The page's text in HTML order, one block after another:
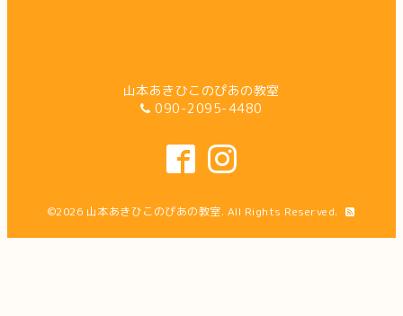
山本あきひこのぴあの教室
090-2095-4480
©2026 山本あきひこのぴあの教室. All Rights Reserved.